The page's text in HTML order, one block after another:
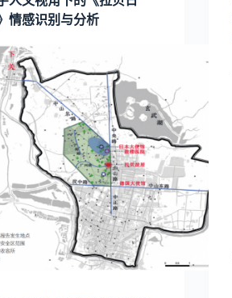
情感识别与分析